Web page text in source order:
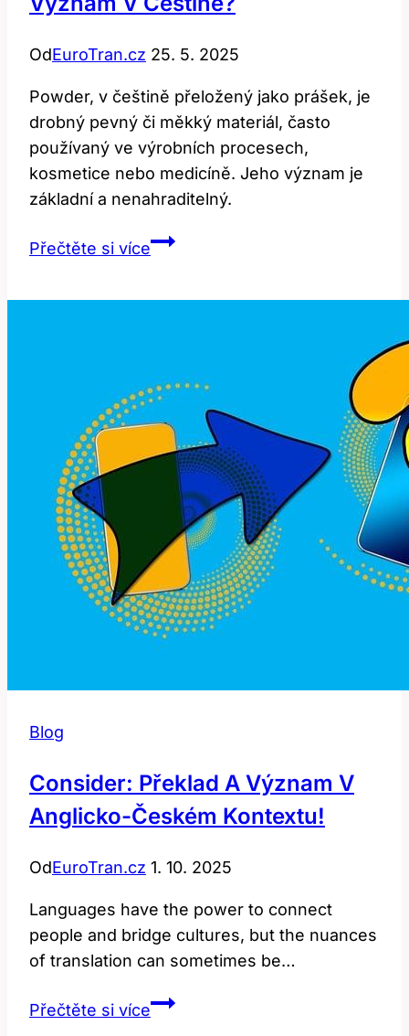
OdEuroTran.cz 25. 5. 2025
Powder, v češtině přeložený jako prášek, je
drobný pevný či měkký materiál, často
používaný ve výrobních procesech,
kosmetice nebo medicíně. Jeho význam je
základní a nenahraditelný.
Přečtěte si vícePowder:
význam
v
češtině?
Blog
Consider: Překlad A Význam V
Anglicko-Českém Kontextu!
OdEuroTran.cz 1. 10. 2025
Languages have the power to connect
people and bridge cultures, but the nuances
of translation can sometimes be…
Přečtěte si víceConsider: